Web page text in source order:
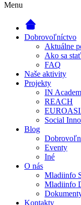
Menu
Dobrovoľníctvo
Aktuálne
Ako sa
FAQ
Naše aktivity
Projekty
IN
REACH
Social
Blog
Eventy
Iné
O nás
Mladiinfo
Mladiinfo
Kontakty